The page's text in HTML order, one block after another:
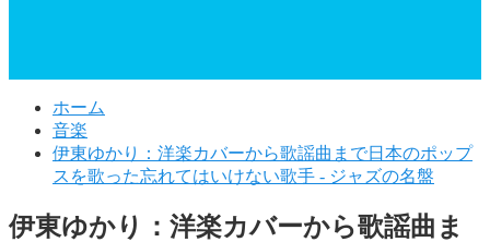
ホーム
音楽
伊東ゆかり：洋楽カバーから歌謡曲まで日本のポップ
スを歌った忘れてはいけない歌手 - ジャズの名盤
伊東ゆかり：洋楽カバーから歌謡曲ま